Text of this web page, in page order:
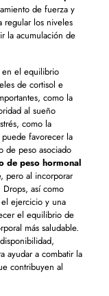
de fuerza y
regular los niveles
la acumulación de
en el equilibrio
de cortisol e
como la
al sueño
como la
favorecer la
de peso asociado
de peso hormonal
pero al incorporar
así como
ejercicio y una
el equilibrio de
más saludable.
ayudar a combatir la
contribuyen al